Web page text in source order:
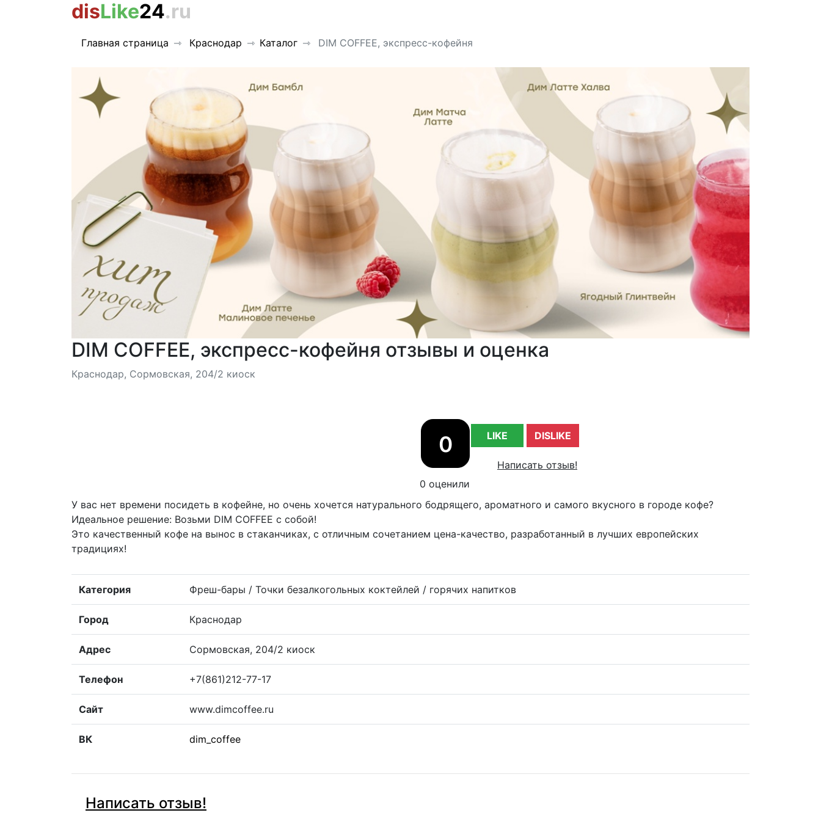
disLike24.ru
Главная страница Краснодар Каталог DIM COFFEE, экспресс-кофейня
DIM COFFEE, экспресс-кофейня отзывы и оценка
Краснодар, Сормовская, 204/2 киоск
0 LIKE DISLIKE
Написать отзыв!
0 оценили
У вас нет времени посидеть в кофейне, но очень хочется натурального бодрящего, ароматного и самого вкусного в городе кофе?
Идеальное решение: Возьми DIM COFFEE с собой!
Это качественный кофе на вынос в стаканчиках, с отличным сочетанием цена-качество, разработанный в лучших европейских
традициях!
Категория Фреш-бары / Точки безалкогольных коктейлей / горячих напитков
Город Краснодар
Адрес Сормовская, 204/2 киоск
Телефон +7(861)212-77-17
Сайт www.dimcoffee.ru
ВК dim_coffee
Написать отзыв!